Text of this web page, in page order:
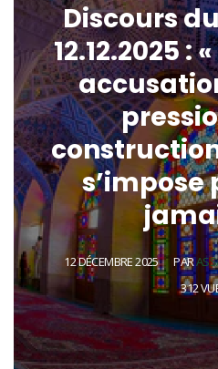
Discours
12.12.2025 :
s’impose
12 DÉCEMBRE 2025 PAR
312